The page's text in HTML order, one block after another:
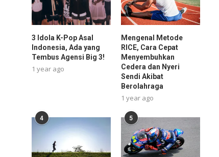
3 Idola K-Pop Asal
Indonesia, Ada yang
Tembus Agensi Big 3!
1 year ago
Mengenal Metode
RICE, Cara Cepat
Menyembuhkan
Cedera dan Nyeri
Sendi Akibat
Berolahraga
1 year ago
4 5